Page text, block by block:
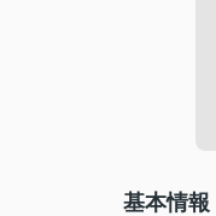
基本情報